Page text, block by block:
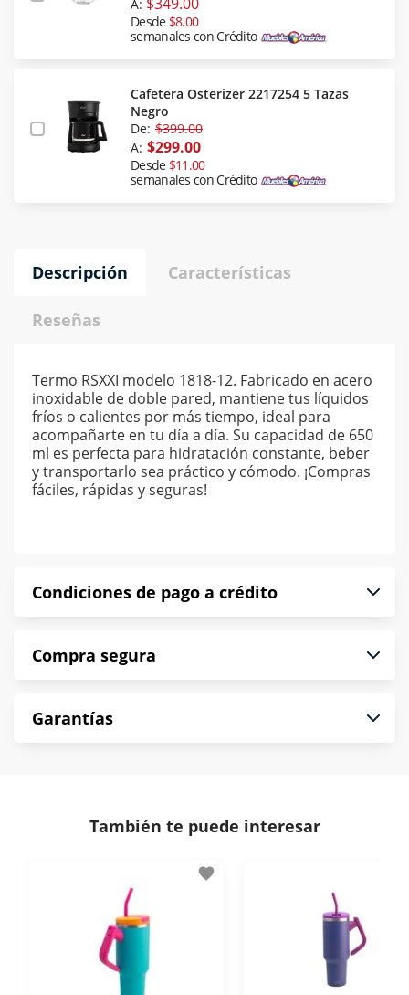
A:
Desde $8.00
semanales con Crédito
Cafetera Osterizer 2217254 5 Tazas
Negro
De: $399.00
A: $299.00
Desde $11.00
semanales con Crédito
Descripción Características
Reseñas
Termo RSXXI modelo 1818-12. Fabricado en acero
inoxidable de doble pared, mantiene tus líquidos
fríos o calientes por más tiempo, ideal para
acompañarte en tu día a día. Su capacidad de 650
ml es perfecta para hidratación constante, beber
y transportarlo sea práctico y cómodo. ¡Compras
fáciles, rápidas y seguras!
Condiciones de pago a crédito
puntualmente. Al finalizar tu compra generas el
*Sujeto a aprobación de crédito conforme a
norma de Muebles América.
Compra segura
compra es segura de principio a fin.
- Certificados de seguridad SSL y Encriptación 3D.
disposiciones legales y Códigos de Ética de la
Asociación Mexicana de Internet (AIMX).
- Nos encontramos en la lista de socios Activos de
la Asociación de Internet.MX.
Garantías
También te puede interesar
favorite